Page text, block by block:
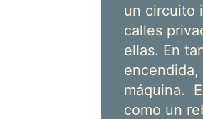
un circuito
calles
ellas. En
máquina.
como un